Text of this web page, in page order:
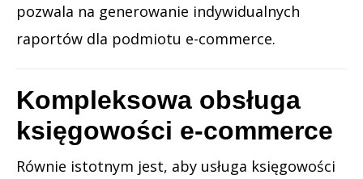
pozwala na generowanie indywidualnych
raportów dla podmiotu e-commerce.
Kompleksowa obsługa
księgowości e-commerce
Równie istotnym jest, aby usługa księgowości